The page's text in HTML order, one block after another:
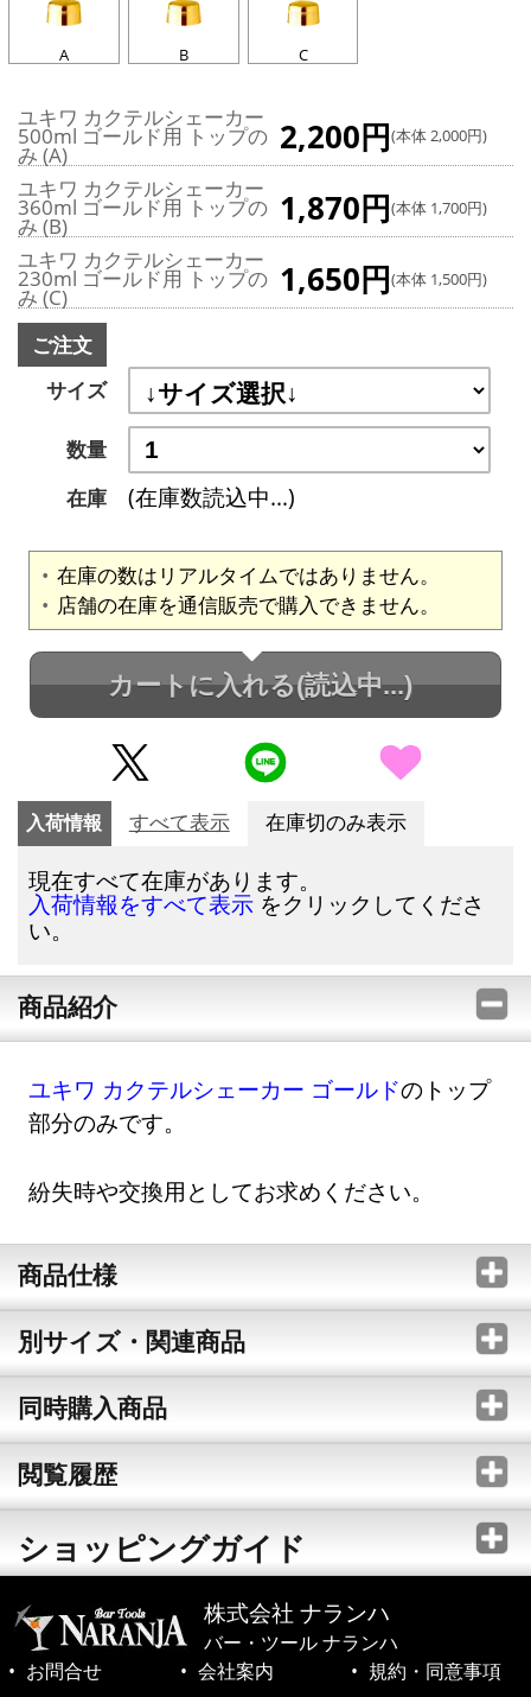
A B C
ユキワ カクテルシェーカー
500ml ゴールド用 トップの
み (A) 2,200円(本体 2,000円)
ユキワ カクテルシェーカー
360ml ゴールド用 トップの
み (B) 1,870円(本体 1,700円)
ユキワ カクテルシェーカー
230ml ゴールド用 トップの
み (C) 1,650円(本体 1,500円)
ご注文
サイズ
数量
在庫
(在庫数読込中...)
在庫の数はリアルタイムではありません。
店舗の在庫を通信販売で購入できません。
カートに入れる(読込中...)
入荷情報 すべて表示 在庫切のみ表示
現在すべて在庫があります。
入荷情報をすべて表示 をクリックしてくださ
い。
商品紹介
ユキワ カクテルシェーカー ゴールドのトップ
部分のみです。
紛失時や交換用としてお求めください。
商品仕様
別サイズ・関連商品
同時購入商品
閲覧履歴
ショッピングガイド
株式会社 ナランハ
バー・ツール ナランハ
お問合せ
会社案内 規約・同意事項